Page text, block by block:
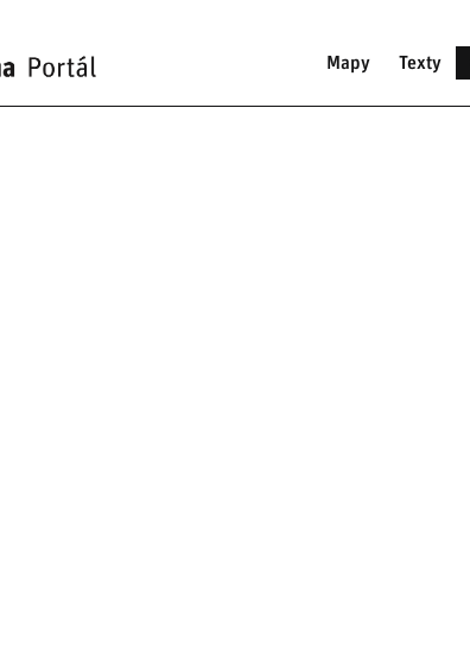
Mapy Texty